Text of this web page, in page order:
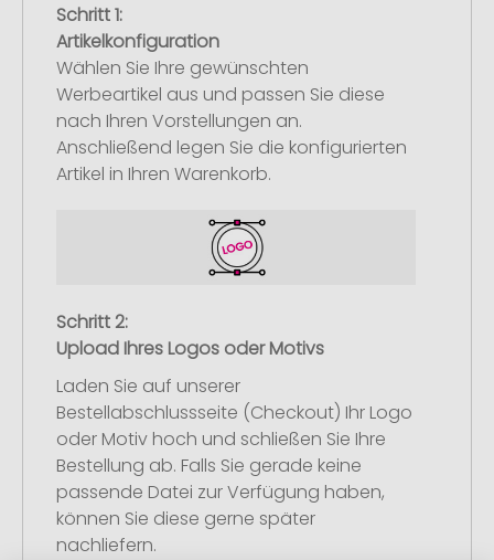
Schritt 1:
Artikelkonfiguration
Wählen Sie Ihre gewünschten
Werbeartikel aus und passen Sie diese
nach Ihren Vorstellungen an.
Anschließend legen Sie die konfigurierten
Artikel in Ihren Warenkorb.
Schritt 2:
Upload Ihres Logos oder Motivs
Laden Sie auf unserer
Bestellabschlussseite (Checkout) Ihr Logo
oder Motiv hoch und schließen Sie Ihre
Bestellung ab. Falls Sie gerade keine
passende Datei zur Verfügung haben,
können Sie diese gerne später
nachliefern.